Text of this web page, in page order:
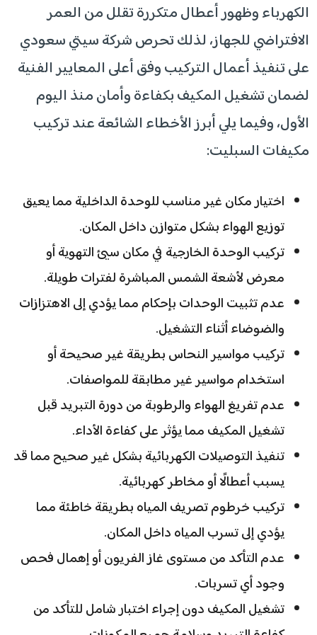
الكهرباء وظهور أعطال متكررة تقلل من العمر
الافتراضي للجهاز، لذلك تحرص شركة سيتي سعودي
على تنفيذ أعمال التركيب وفق أعلى المعايير الفنية
لضمان تشغيل المكيف بكفاءة وأمان منذ اليوم
الأول، وفيما يلي أبرز الأخطاء الشائعة عند تركيب
مكيفات السبليت:
اختيار مكان غير مناسب للوحدة الداخلية مما يعيق
توزيع الهواء بشكل متوازن داخل المكان.
تركيب الوحدة الخارجية في مكان سيئ التهوية أو
معرض لأشعة الشمس المباشرة لفترات طويلة.
عدم تثبيت الوحدات بإحكام مما يؤدي إلى الاهتزازات
والضوضاء أثناء التشغيل.
تركيب مواسير النحاس بطريقة غير صحيحة أو
استخدام مواسير غير مطابقة للمواصفات.
عدم تفريغ الهواء والرطوبة من دورة التبريد قبل
تشغيل المكيف مما يؤثر على كفاءة الأداء.
تنفيذ التوصيلات الكهربائية بشكل غير صحيح مما قد
يسبب أعطالًا أو مخاطر كهربائية.
تركيب خرطوم تصريف المياه بطريقة خاطئة مما
يؤدي إلى تسرب المياه داخل المكان.
عدم التأكد من مستوى غاز الفريون أو إهمال فحص
وجود أي تسربات.
تشغيل المكيف دون إجراء اختبار شامل للتأكد من